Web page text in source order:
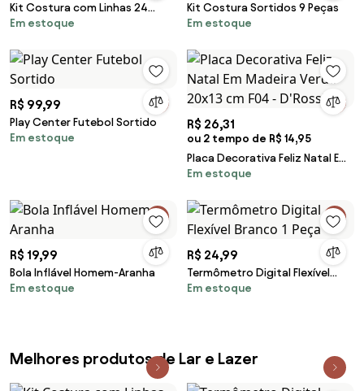
Kit Costura com Linhas 24
Peças
Em estoque
Kit Costura Sortidos 9 Peças
Em estoque
R$ 99,99
Play Center Futebol Sortido
Em estoque
R$ 26,31
ou 2 tempo de R$ 14,95
Placa Decorativa Feliz Natal Em
Madeira Verde 20x13 cm F04 -
Em estoque
R$ 19,99
Bola Inflável Homem-Aranha
Em estoque
R$ 24,99
Termômetro Digital Flexível
Branco 1 Peça
Em estoque
Melhores produtos de Lar e Lazer